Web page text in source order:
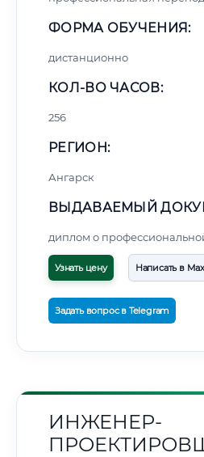
ФОРМА ОБУЧЕНИЯ:
дистанционно
КОЛ-ВО ЧАСОВ:
256
РЕГИОН:
Ангарск
ВЫДАВАЕМЫЙ
диплом о
Узнать цену Написать в Max
Задать вопрос в Telegram
ИНЖЕНЕР-